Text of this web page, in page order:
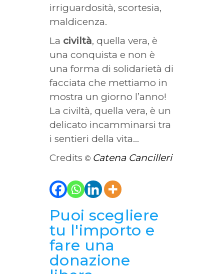
irriguardosità, scortesia,
maldicenza.
La civiltà, quella vera, è
una conquista e non è
una forma di solidarietà di
facciata che mettiamo in
mostra un giorno l’anno!
La civiltà, quella vera, è un
delicato incamminarsi tra
i sentieri della vita…
Credits © Catena Cancilleri
Puoi scegliere
tu l'importo e
fare una
donazione